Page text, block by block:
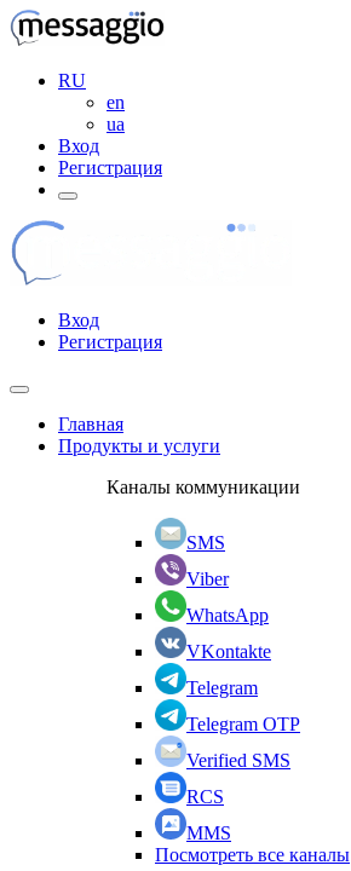
RU
en
ua
Вход
Регистрация
Вход
Регистрация
Главная
Продукты и услуги
Каналы коммуникации
SMS
Viber
WhatsApp
VKontakte
Telegram
Telegram OTP
Verified SMS
RCS
MMS
Посмотреть все каналы